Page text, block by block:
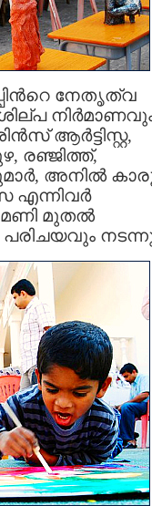
നേതൃത്വ
ആര്‍ട്ടിസ്റ്റ,
രഞ്ജിത്ത്,
അനില്‍
എന്നിവര്‍
മണി മുതല്‍